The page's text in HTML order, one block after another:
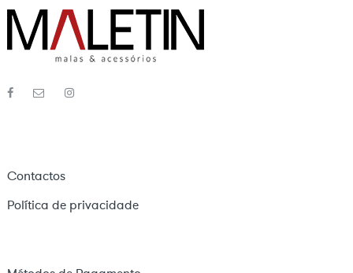
Contactos
Política de privacidade